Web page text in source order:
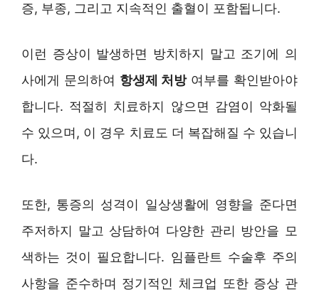
증, 부종, 그리고 지속적인 출혈이 포함됩니다.
이런 증상이 발생하면 방치하지 말고 조기에 의
사에게 문의하여 항생제 처방여부를 확인받아야
합니다. 적절히 치료하지 않으면 감염이 악화될
수 있으며, 이 경우 치료도 더 복잡해질 수 있습니
다.
또한, 통증의 성격이 일상생활에 영향을 준다면
주저하지 말고 상담하여 다양한 관리 방안을 모
색하는 것이 필요합니다. 임플란트 수술후 주의
사항을 준수하며 정기적인 체크업 또한 증상 관